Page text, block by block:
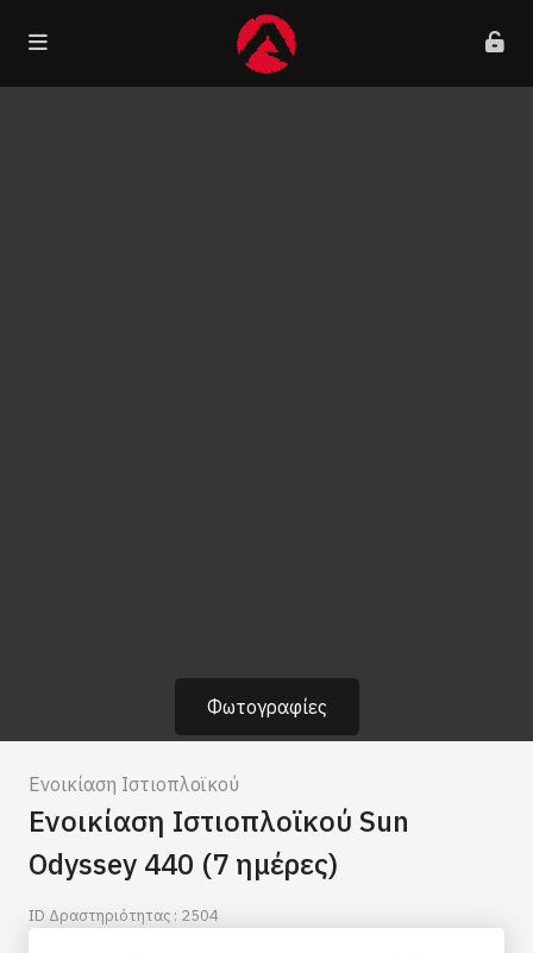
Φωτογραφίες
Ενοικίαση Ιστιοπλοϊκού
Ενοικίαση Ιστιοπλοϊκού Sun
Odyssey 440 (7 ημέρες)
ID Δραστηριότητας : 2504